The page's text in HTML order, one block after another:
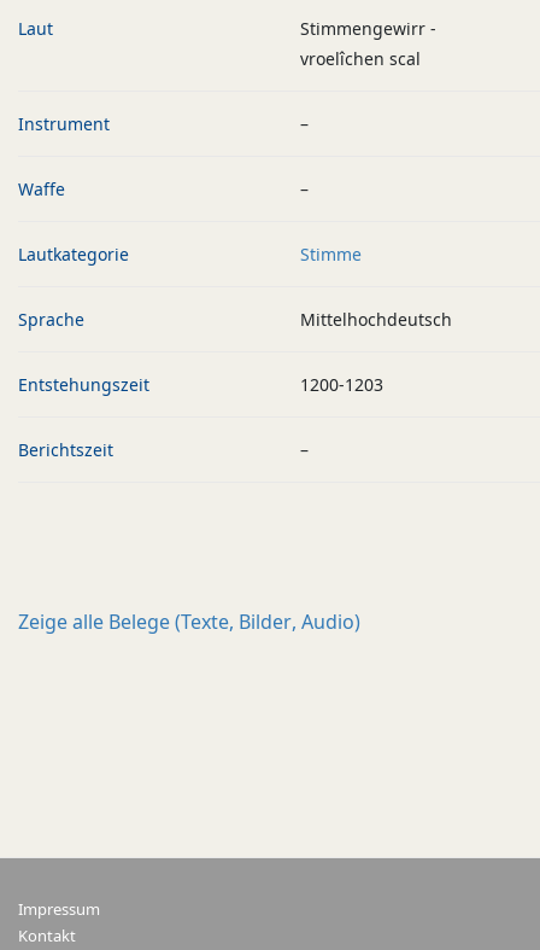
Laut
Stimmengewirr -
vroelîchen scal
Instrument –
Waffe –
Lautkategorie Stimme
Sprache Mittelhochdeutsch
Entstehungszeit 1200-1203
Berichtszeit –
Zeige alle Belege (Texte, Bilder, Audio)
Impressum
Kontakt